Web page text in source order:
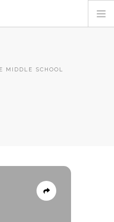
MIDDLE SCHOOL